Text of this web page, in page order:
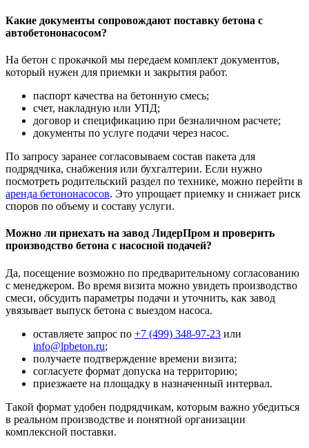
Какие документы сопровождают поставку бетона с
автобетононасосом?
На бетон с прокачкой мы передаем комплект документов,
который нужен для приемки и закрытия работ.
паспорт качества на бетонную смесь;
счет, накладную или УПД;
договор и спецификацию при безналичном расчете;
документы по услуге подачи через насос.
По запросу заранее согласовываем состав пакета для
подрядчика, снабжения или бухгалтерии. Если нужно
посмотреть родительский раздел по технике, можно перейти в
аренда бетононасосов. Это упрощает приемку и снижает риск
споров по объему и составу услуги.
Можно ли приехать на завод ЛидерПром и проверить
производство бетона с насосной подачей?
Да, посещение возможно по предварительному согласованию
с менеджером. Во время визита можно увидеть производство
смеси, обсудить параметры подачи и уточнить, как завод
увязывает выпуск бетона с выездом насоса.
оставляете запрос по +7 (499) 348-97-23 или
info@lpbeton.ru;
получаете подтверждение времени визита;
согласуете формат допуска на территорию;
приезжаете на площадку в назначенный интервал.
Такой формат удобен подрядчикам, которым важно убедиться
в реальном производстве и понятной организации
комплексной поставки.